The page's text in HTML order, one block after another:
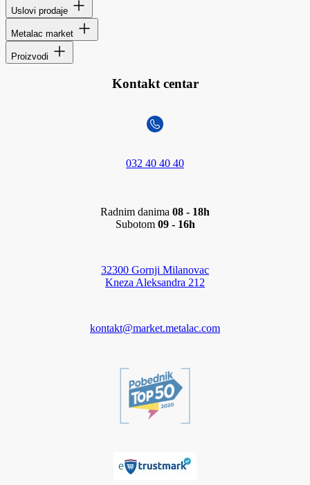
Uslovi prodaje
Metalac market
Proizvodi
Kontakt centar
032 40 40 40
Radnim danima 08 - 18h
Subotom 09 - 16h
32300 Gornji Milanovac
Kneza Aleksandra 212
kontakt@market.metalac.com